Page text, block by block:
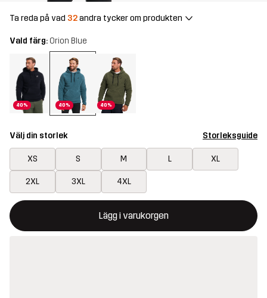
Ta reda på vad 32andra tycker om produkten
Vald färg: Orion Blue
40% 40% 40%
Välj din storlek Storleksguide
XS S M L XL
2XL 3XL 4XL
Lägg i varukorgen
Denna knapp kommer att öppna en modal som bekräftar en ny
{{size}} inte tillgänglig